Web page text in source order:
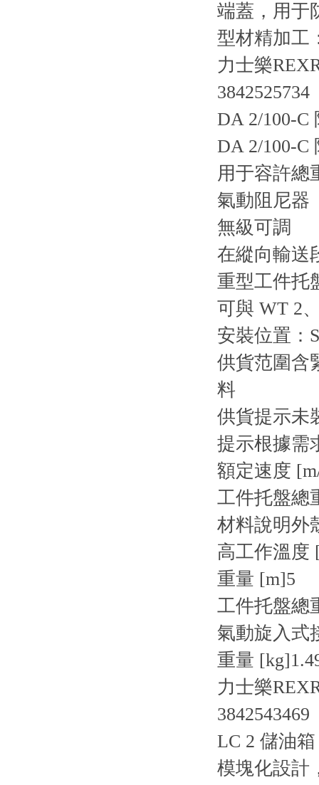
端蓋，用于
型材精加工
力士樂
3842525734
DA 2/100-C
DA 2/100-C
用于容許總
氣動阻尼器
無級可調
在縱向輸送
重型工件托
可與 WT 2
安裝位置：
供貨范圍含
料
供貨提示未
提示根據需
額定速度
工件托盤總
材料說明外
高工作溫度
重量 [m]5
工件托盤總
氣動旋入式
重量 [kg]
力士樂
3842543469
LC 2 儲油箱
模塊化設計